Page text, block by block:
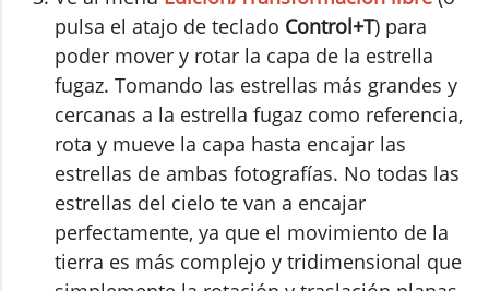
pulsa el atajo de teclado Control+T) para
poder mover y rotar la capa de la estrella
fugaz. Tomando las estrellas más grandes y
cercanas a la estrella fugaz como referencia,
rota y mueve la capa hasta encajar las
estrellas de ambas fotografías. No todas las
estrellas del cielo te van a encajar
perfectamente, ya que el movimiento de la
tierra es más complejo y tridimensional que